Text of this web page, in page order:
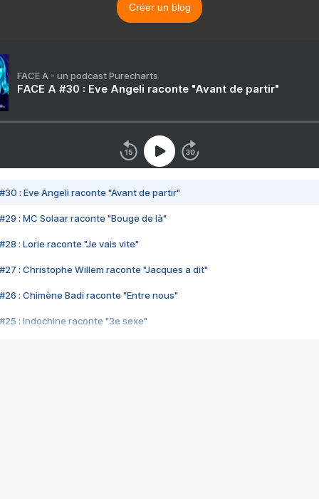
Créer un blog
FACE A - un podcast Purecharts
FACE A #30 : Eve Angeli raconte "Avant de partir"
#30 : Eve Angeli raconte "Avant de partir"
#29 : MC Solaar raconte "Bouge de là"
#28 : Lorie raconte "Je vais vite"
#27 : Christophe Willem raconte "Jacques a dit"
#26 : Chimène Badi raconte "Entre nous"
#25 : Indochine raconte "3e sexe"